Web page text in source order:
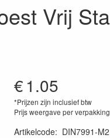
Vrij
€1.05
*Prijzen zijn inclusief btw
Prijs weergave per verpakking
Artikelcode: DIN7991-